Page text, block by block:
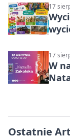
17
17
W
Ostatnie